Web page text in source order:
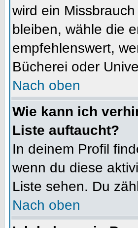
wird ein
bleiben, wähle die
empfehlenswert,
Bücherei oder
Nach oben
Wie kann ich
Liste auftaucht?
In deinem Profil
wenn du diese
Liste sehen. Du
Nach oben